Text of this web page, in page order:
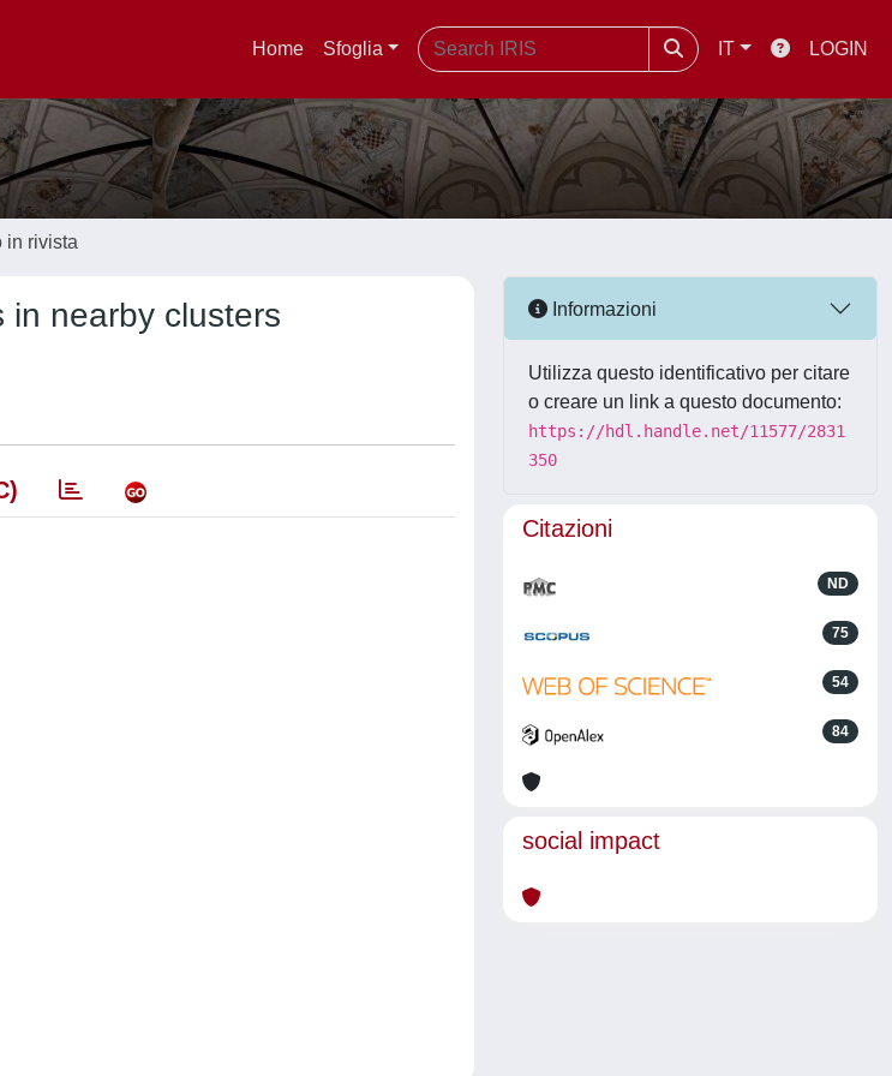
Home Sfoglia IT LOGIN
in rivista
nearby clusters Informazioni
Utilizza questo identificativo per citare
o creare un link a questo documento:
https://hdl.handle.net/11577/2831
350
Citazioni
ND
75
54
84
social impact